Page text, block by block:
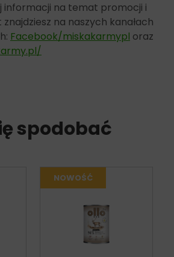
informacji na temat promocji i
na naszych kanałach
Facebook/miskakarmypl oraz
spodobać